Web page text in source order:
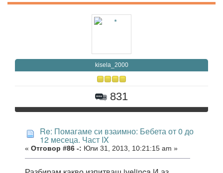
kisela_2000
831
Re: Помагаме си взаимно: Бебета от 0 до
12 месеца. Част IX
« Отговор #86 -: Юли 31, 2013, 10:21:15 am »